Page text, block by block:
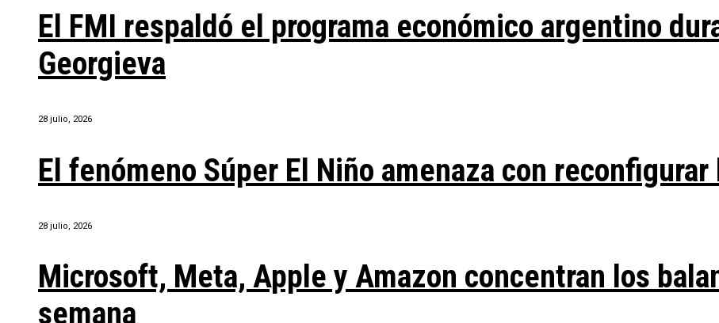
El FMI respaldó el programa económico argentino
Georgieva
28 julio, 2026
El fenómeno Súper El Niño amenaza con
28 julio, 2026
Microsoft, Meta, Apple y Amazon concentran los
semana